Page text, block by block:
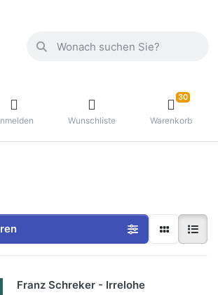
Wunschliste
30
Warenkorb
Franz Schreker - Irrelohe